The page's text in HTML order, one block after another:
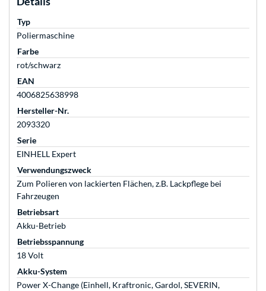
Typ
Poliermaschine
Farbe
rot/schwarz
EAN
4006825638998
Hersteller-Nr.
2093320
Serie
EINHELL Expert
Verwendungszweck
Zum Polieren von lackierten Flächen, z.B. Lackpflege bei
Fahrzeugen
Betriebsart
Akku-Betrieb
Betriebsspannung
18 Volt
Akku-System
Power X-Change (Einhell, Kraftronic, Gardol, SEVERIN,